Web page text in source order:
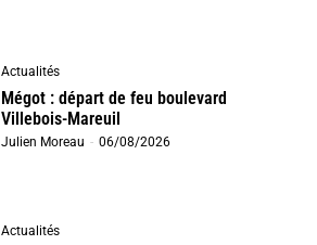
Actualités
Mégot : départ de feu boulevard
Villebois-Mareuil
Julien Moreau - 06/08/2026
Actualités